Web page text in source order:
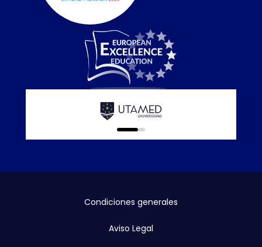
0
1
Condiciones generales
Aviso Legal